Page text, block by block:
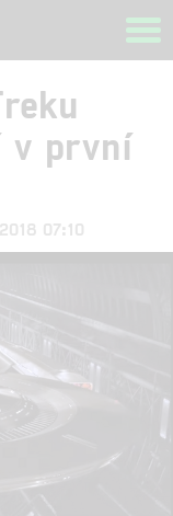
v první
07:10